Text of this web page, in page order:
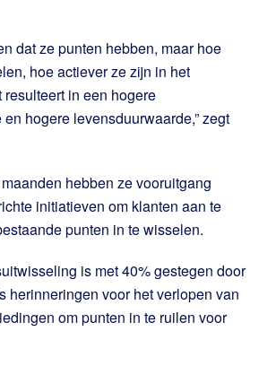
dat ze punten hebben, maar hoe
hoe actiever ze zijn in het
resulteert in een hogere
hogere levensduurwaarde,” zegt
hebben ze vooruitgang
initiatieven om klanten aan te
punten in te wisselen.
is met 40% gestegen door
herinneringen voor het verlopen van
om punten in te ruilen voor